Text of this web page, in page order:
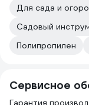
Для сада и
Садовый
Полипропилен
Сервисное
Гарантия